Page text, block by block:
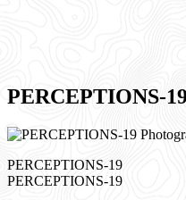
PERCEPTIONS-
PERCEPTIONS-19
PERCEPTIONS-19